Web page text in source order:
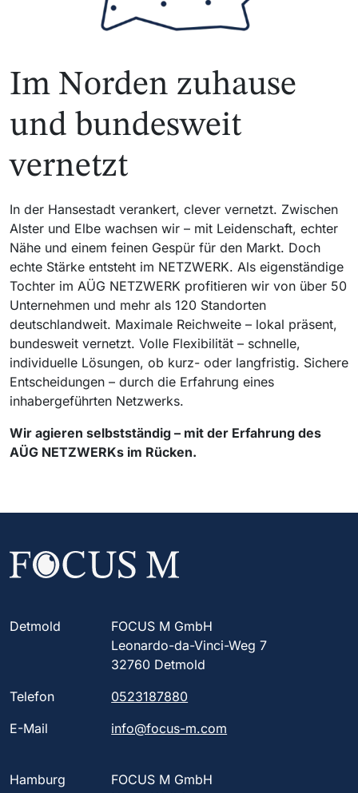
Im Norden zuhause
und bundesweit
vernetzt
In der Hansestadt verankert, clever vernetzt. Zwischen
Alster und Elbe wachsen wir – mit Leidenschaft, echter
Nähe und einem feinen Gespür für den Markt. Doch
echte Stärke entsteht im NETZWERK. Als eigenständige
Tochter im AÜG NETZWERK profitieren wir von über 50
Unternehmen und mehr als 120 Standorten
deutschlandweit. Maximale Reichweite – lokal präsent,
bundesweit vernetzt. Volle Flexibilität – schnelle,
individuelle Lösungen, ob kurz- oder langfristig. Sichere
Entscheidungen – durch die Erfahrung eines
inhabergeführten Netzwerks.
Wir agieren selbstständig – mit der Erfahrung des
AÜG NETZWERKs im Rücken.
Detmold
FOCUS M GmbH
Leonardo-da-Vinci-Weg 7
32760 Detmold
Telefon
0523187880
E-Mail
info@focus-m.com
Hamburg
FOCUS M GmbH